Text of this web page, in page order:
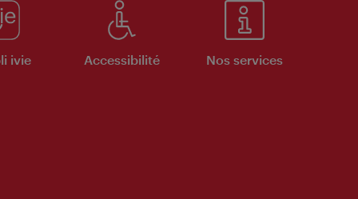
ivie Accessibilité Nos services